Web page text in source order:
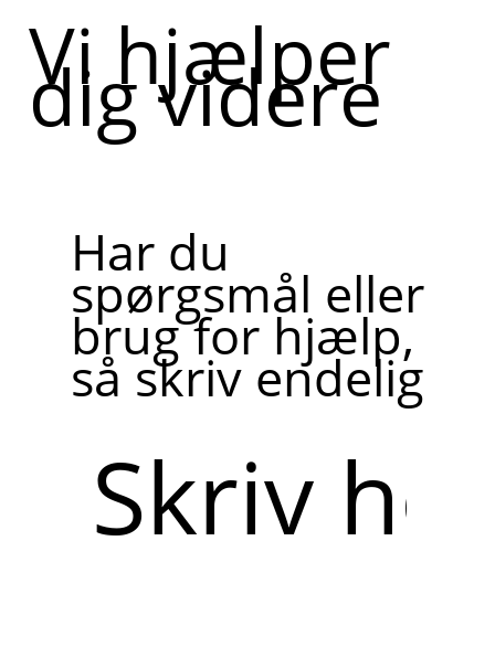
Vi hjælper
dig videre
Har du
spørgsmål eller
brug for hjælp,
så skriv endelig
her